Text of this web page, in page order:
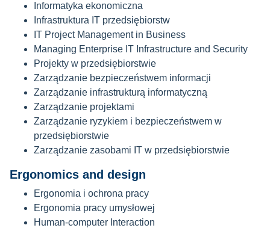
Informatyka ekonomiczna
Infrastruktura IT przedsiębiorstw
IT Project Management in Business
Managing Enterprise IT Infrastructure and Security
Projekty w przedsiębiorstwie
Zarządzanie bezpieczeństwem informacji
Zarządzanie infrastrukturą informatyczną
Zarządzanie projektami
Zarządzanie ryzykiem i bezpieczeństwem w
przedsiębiorstwie
Zarządzanie zasobami IT w przedsiębiorstwie
Ergonomics and design
Ergonomia i ochrona pracy
Ergonomia pracy umysłowej
Human-computer Interaction